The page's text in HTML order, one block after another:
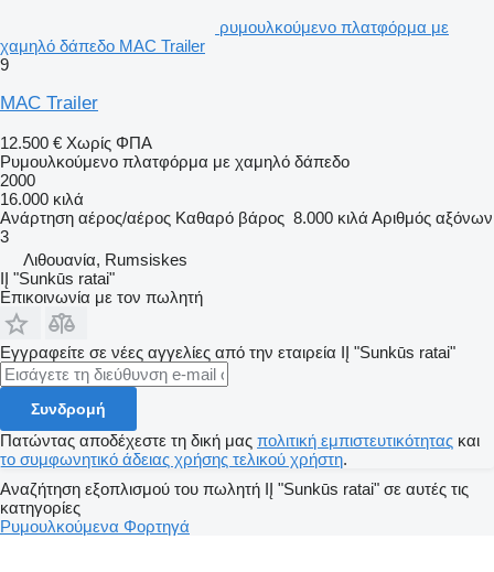
ρυμουλκούμενο πλατφόρμα με
χαμηλό δάπεδο MAC Trailer
9
MAC Trailer
12.500 € Χωρίς ΦΠΑ
Ρυμουλκούμενο πλατφόρμα με χαμηλό δάπεδο
2000
16.000 κιλά
Ανάρτηση αέρος/αέρος Καθαρό βάρος 8.000 κιλά Αριθμός αξόνων
3
Λιθουανία, Rumsiskes
IĮ "Sunkūs ratai"
Επικοινωνία με τον πωλητή
Εγγραφείτε σε νέες αγγελίες από την εταιρεία IĮ "Sunkūs ratai"
Συνδρομή
Πατώντας αποδέχεστε τη δική μας πολιτική εμπιστευτικότητας και
το συμφωνητικό άδειας χρήσης τελικού χρήστη.
Αναζήτηση εξοπλισμού του πωλητή IĮ "Sunkūs ratai" σε αυτές τις
κατηγορίες
Ρυμουλκούμενα Φορτηγά